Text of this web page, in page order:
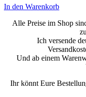
In den Warenkorb
Alle Preise im Shop
Ich versende
Und ab einem
Ihr könnt Eure